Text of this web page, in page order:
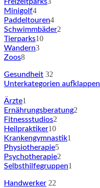
Minigolf4
Paddeltouren4
Schwimmbäder2
Tierparks10
Wandern3
Zoos8
Gesundheit 32
Unterkategorien aufklappen
Ärzte1
Ernährungsberatung2
Fitnessstudios2
Heilpraktiker10
Krankengymnastik1
Physiotherapie5
Psychotherapie2
Selbsthilfegruppen1
Handwerker 22